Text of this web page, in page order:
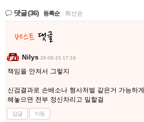
댓글(36) 등록순 최신순
Nilys 26-06-15 17:16
책임을 안져서 그렇지
신검결과로 손배소나 형사처벌 같은거 가능하게
해놓으면 전부 정신차리고 일할걸
답글 이동